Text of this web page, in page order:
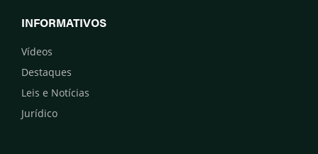
INFORMATIVOS
Vídeos
Destaques
Leis e Notícias
Jurídico